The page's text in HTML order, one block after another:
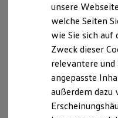
Reichweite
Laden
Laden
Batterie
Sicherheit
Unsere
Überblick
Gebrauchtwagen
Service
unsere
welche Seiten
wie Sie sich auf
Zweck dieser
relevantere
angepasste
außerdem dazu